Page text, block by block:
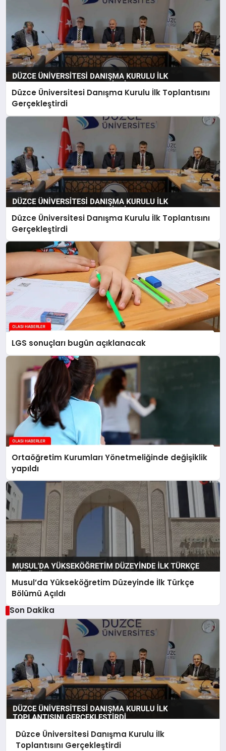
Düzce Üniversitesi Danışma Kurulu İlk Toplantısını
Gerçekleştirdi
Düzce Üniversitesi Danışma Kurulu İlk Toplantısını
Gerçekleştirdi
LGS sonuçları bugün açıklanacak
Ortaöğretim Kurumları Yönetmeliğinde değişiklik
yapıldı
Musul’da Yükseköğretim Düzeyinde İlk Türkçe
Bölümü Açıldı
Son Dakika
Düzce Üniversitesi Danışma Kurulu İlk
Toplantısını Gerçekleştirdi